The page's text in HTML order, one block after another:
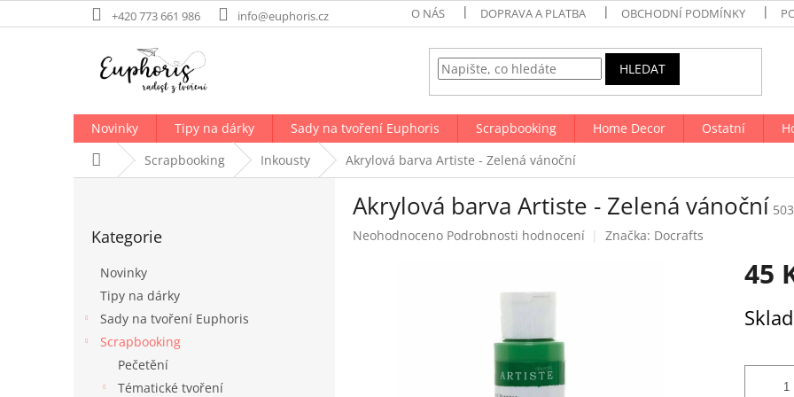
na
+420 773 661 986 info@euphoris.cz O NÁS DOPRAVA A PLATBA OBCHODNÍ PODMÍNKY
HLEDAT
Novinky Tipy na dárky Sady na tvoření Euphoris Scrapbooking Home Decor Ostatní
Domů Scrapbooking Inkousty Akrylová barva Artiste - Zelená vánoční
kategorie
Kategorie
Novinky
Tipy na dárky
Sady na tvoření Euphoris
Scrapbooking
Pečetění
Tématické tvoření
Akrylová barva Artiste - Zelená vánoční
Průměrné
Neohodnoceno Podrobnosti hodnocení Značka: Docrafts
45
cena: